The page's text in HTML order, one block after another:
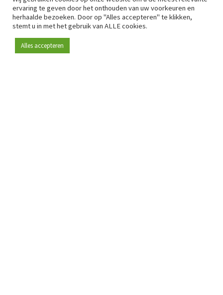
ervaring te geven door het onthouden van uw voorkeuren en
herhaalde bezoeken. Door op "Alles accepteren" te klikken,
stemt u in met het gebruik van ALLE cookies.
Alles accepteren